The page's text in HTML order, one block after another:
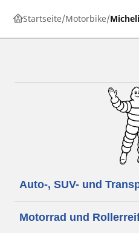
Startseite Motorbike
Auto-, SUV- und
Motorrad und